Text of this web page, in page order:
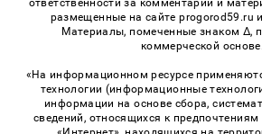
размещенные на сайте progorod59.ru
Материалы, помеченные знаком Δ,
коммерческой основе.
«На информационном ресурсе
технологии (информационные
информации на основе сбора,
сведений, относящихся к предпочтениям